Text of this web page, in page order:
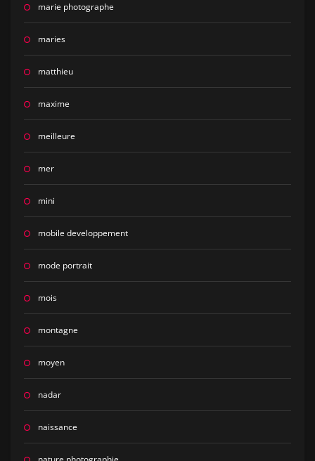
marie photographe
maries
matthieu
maxime
meilleure
mer
mini
mobile developpement
mode portrait
mois
montagne
moyen
nadar
naissance